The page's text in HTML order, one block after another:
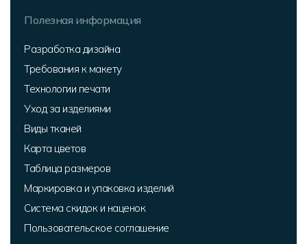
Полезная информация
Разработка дизайна
Требования к макету
Технологии печати
Уход за изделиями
Виды тканей
Карта цветов
Таблица размеров
Маркировка и упаковка изделий
Система скидок и наценок
Пользовательское соглашение